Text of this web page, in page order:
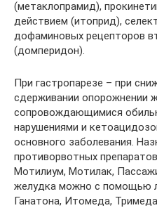
(метаклопрамид),
действием (итоприд),
дофаминовых рецепторов
(домперидон).
При гастропарезе – при
сдерживании опорожнении
сопровождающимися
нарушениями и
основного заболевания.
противорвотных
Мотилиум, Мотилак,
желудка можно с помощью
Ганатона, Итомеда,